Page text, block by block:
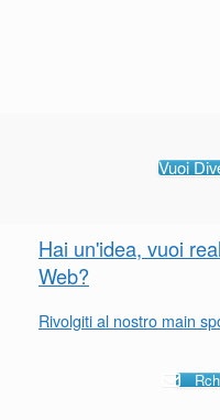
Vuoi
Hai un'idea, vuoi
Web?
Rivolgiti al nostro main